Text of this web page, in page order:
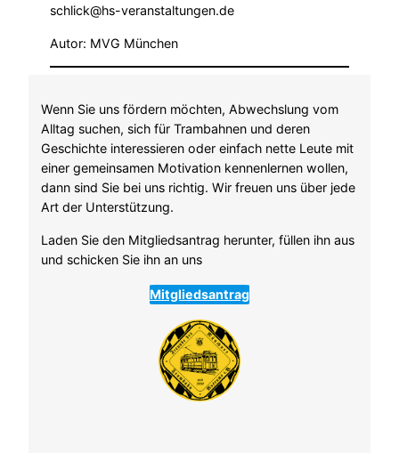
schlick@hs-veranstaltungen.de
Autor: MVG München
Wenn Sie uns fördern möchten, Abwechslung vom
Alltag suchen, sich für Trambahnen und deren
Geschichte interessieren oder einfach nette Leute mit
einer gemeinsamen Motivation kennenlernen wollen,
dann sind Sie bei uns richtig. Wir freuen uns über jede
Art der Unterstützung.
Laden Sie den Mitgliedsantrag herunter, füllen ihn aus
und schicken Sie ihn an uns
Mitgliedsantrag